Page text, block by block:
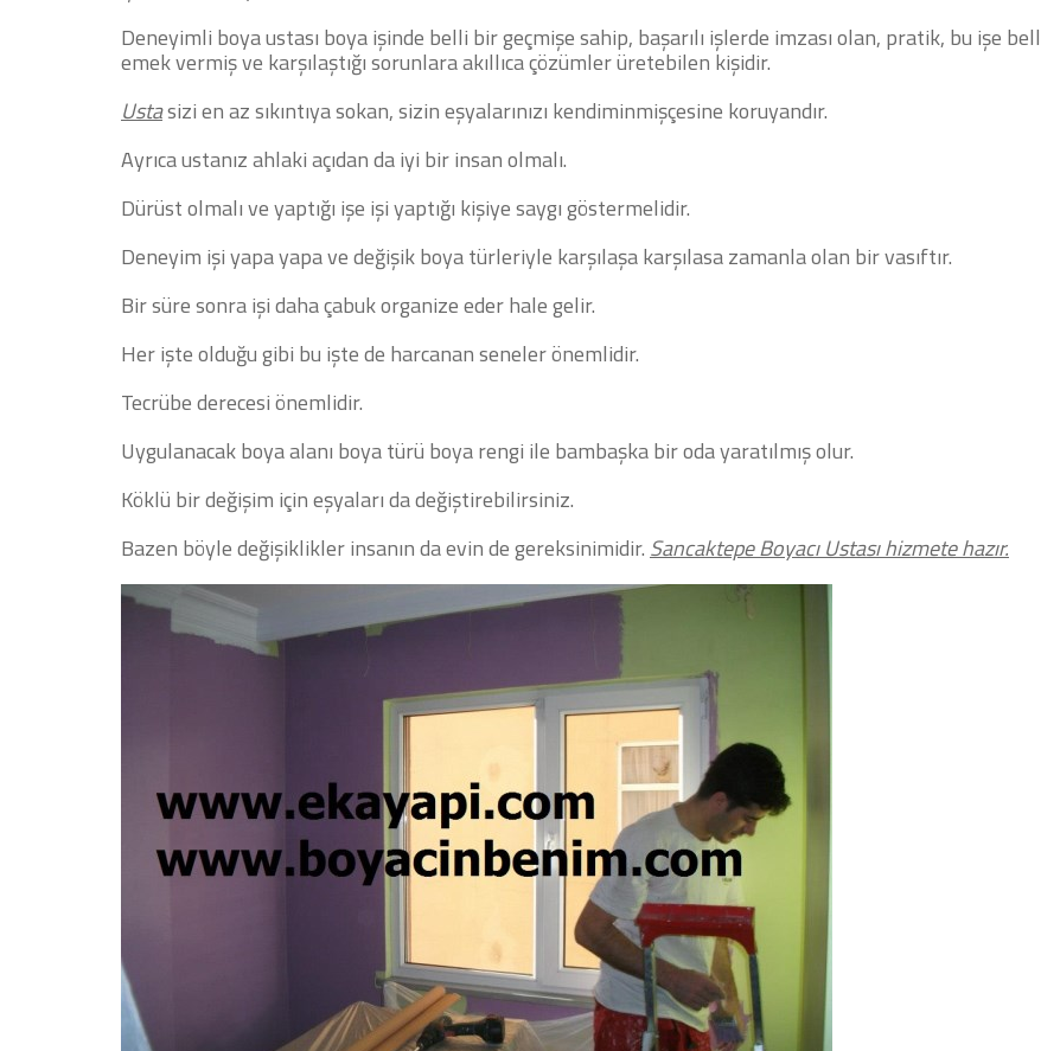
Deneyimli boya ustası boya işinde belli bir geçmişe sahip, başarılı işlerde imzası olan, pratik, bu işe
emek vermiş ve karşılaştığı sorunlara akıllıca çözümler üretebilen kişidir.
Ustasizi en az sıkıntıya sokan, sizin eşyalarınızı kendiminmişçesine koruyandır.
Ayrıca ustanız ahlaki açıdan da iyi bir insan olmalı.
Dürüst olmalı ve yaptığı işe işi yaptığı kişiye saygı göstermelidir.
Deneyim işi yapa yapa ve değişik boya türleriyle karşılaşa karşılasa zamanla olan bir vasıftır.
Bir süre sonra işi daha çabuk organize eder hale gelir.
Her işte olduğu gibi bu işte de harcanan seneler önemlidir.
Tecrübe derecesi önemlidir.
Uygulanacak boya alanı boya türü boya rengi ile bambaşka bir oda yaratılmış olur.
Köklü bir değişim için eşyaları da değiştirebilirsiniz.
Bazen böyle değişiklikler insanın da evin de gereksinimidir. Sancaktepe Boyacı Ustası hizmete hazır.